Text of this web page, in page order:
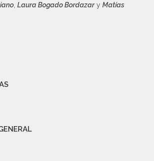
, Laura Bogado Bordazary Matías